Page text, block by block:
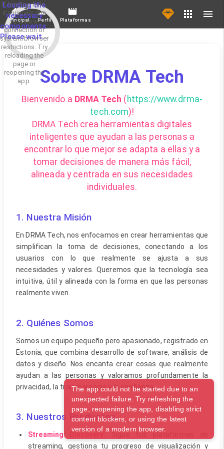
Loading the
necessary
components.
Please wait...
If loading fails,
it's usually due
to a slow
connection or
system/browser
restrictions. Try
reloading the
page or
reopening the
app.
Principal Perfil Plataformas
Sobre DRMA Tech
Bienvenido a DRMA Tech ( https://www.drma-
tech.com)!
DRMA Tech crea herramientas digitales
inteligentes que ayudan a las personas a
encontrar lo que mejor se adapta a ellas y a
tomar decisiones de manera más fácil,
alineada y centrada en sus necesidades
individuales.
1. Nuestra Misión
En DRMA Tech, nos enfocamos en crear herramientas que
simplifican la toma de decisiones, conectando a los
usuarios con lo que realmente se ajusta a sus
necesidades y valores. Queremos que la tecnología sea
intuitiva, útil y alineada con la forma en que las personas
realmente viven.
2. Quiénes Somos
Somos un equipo pequeño pero apasionado, registrado en
Estonia, que combina desarrollo de software, análisis de
datos y diseño. Nos encanta crear cosas que realmente
ayudan a las personas y valoramos profundamente la
privacidad, la transparencia y la confianza.
3. Nuestros Productos
Streaming Discovery:
streaming, gestiona tu progreso de visualización y
The app could not be started due to an
unexpected failure. Try refreshing the
page, reopening the app, disabling strict
content blockers, or using the latest
version of a modern browser.